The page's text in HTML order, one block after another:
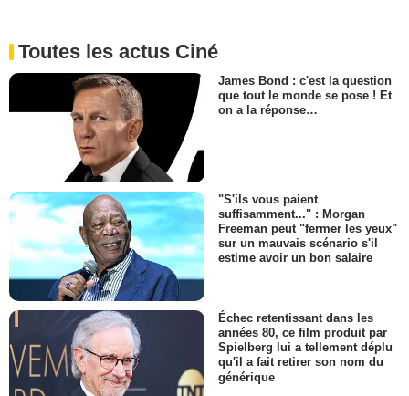
Toutes les actus Ciné
James Bond : c'est la question
que tout le monde se pose ! Et
on a la réponse…
"S'ils vous paient
suffisamment..." : Morgan
Freeman peut "fermer les yeux"
sur un mauvais scénario s'il
estime avoir un bon salaire
Échec retentissant dans les
années 80, ce film produit par
Spielberg lui a tellement déplu
qu'il a fait retirer son nom du
générique